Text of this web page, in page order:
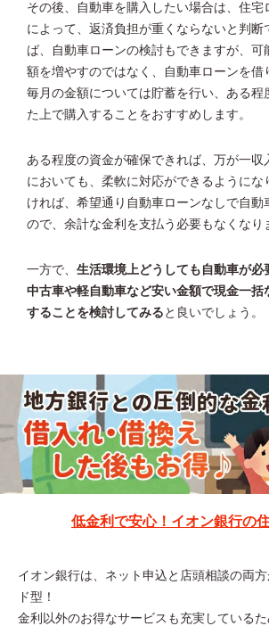
その後、自動車を購入したい場合は、住宅
によって、返済負担が重くならないと判断
ば、自動車ローンの検討もできますが、可
額を増やすのではなく、自動車ローンを借
毎月の金額については貯蓄を行い、ある程
た上で購入することをおすすめします。
ある程度の資金が確保できれば、万が一収
においても、柔軟に対応ができるようにな
ければ、希望通り自動車ローンなしで自動
ので、余計な金利を支払う必要もなくなり
一方で、 生活環境上どうしても自動車が必
中古車や軽自動車など安い金額で現金一括
することを検討してみる と良いでしょう。
低金利で安心！イオン銀行の
イオン銀行は、ネット申込と店頭相談の両
ド型！
金利以外のお得なサービスも充実している